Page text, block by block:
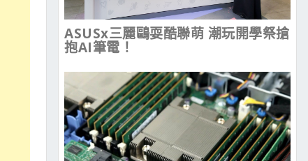
ASUSx三麗鷗耍酷聯萌 潮玩開學祭搶
抱AI筆電！